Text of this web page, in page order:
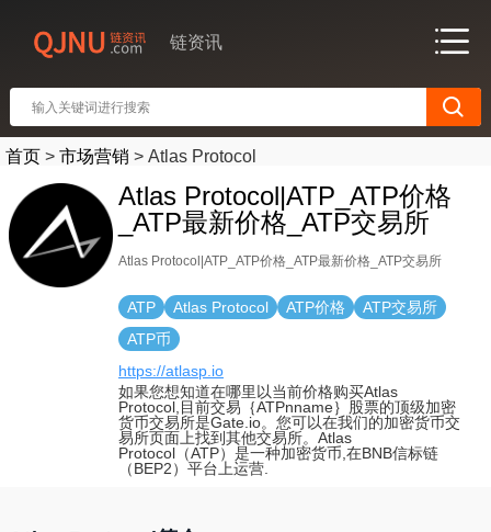
链资讯
首页 > 市场营销 > Atlas Protocol
Atlas Protocol|ATP_ATP价格
_ATP最新价格_ATP交易所
Atlas Protocol|ATP_ATP价格_ATP最新价格_ATP交易所
ATP Atlas Protocol ATP价格
ATP交易所
ATP币
https://atlasp.io
如果您想知道在哪里以当前价格购买Atlas
Protocol,目前交易｛ATPnname｝股票的顶级加密
货币交易所是Gate.io。您可以在我们的加密货币交
易所页面上找到其他交易所。Atlas
Protocol（ATP）是一种加密货币,在BNB信标链
（BEP2）平台上运营.